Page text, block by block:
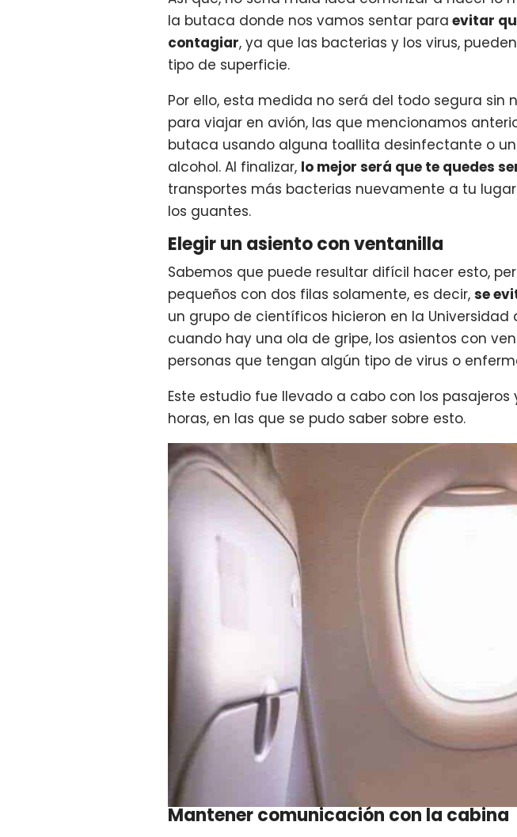
la butaca donde nos vamos sentar para evitar
contagiar, ya que las bacterias y los virus,
tipo de superficie.
Por ello, esta medida no será del todo segura
para viajar en avión, las que mencionamos
butaca usando alguna toallita desinfectante o
alcohol. Al finalizar, lo mejor será que te quedes
transportes más bacterias nuevamente a tu
los guantes.
Elegir un asiento con ventanilla
Sabemos que puede resultar difícil hacer esto,
pequeños con dos filas solamente, es decir, se
un grupo de científicos hicieron en la Universidad
cuando hay una ola de gripe, los asientos con
personas que tengan algún tipo de virus o
Este estudio fue llevado a cabo con los
horas, en las que se pudo saber sobre esto.
Mantener comunicación con la cabina